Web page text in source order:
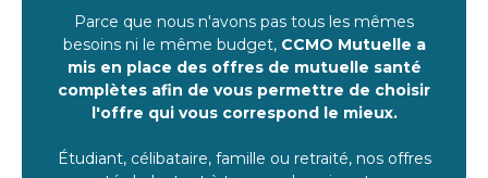
Parce que nous n'avons pas tous les mêmes
besoins ni le même budget, CCMO Mutuelle a
mis en place des offres de mutuelle santé
complètes afin de vous permettre de choisir
l'offre qui vous correspond le mieux.
Étudiant, célibataire, famille ou retraité, nos offres